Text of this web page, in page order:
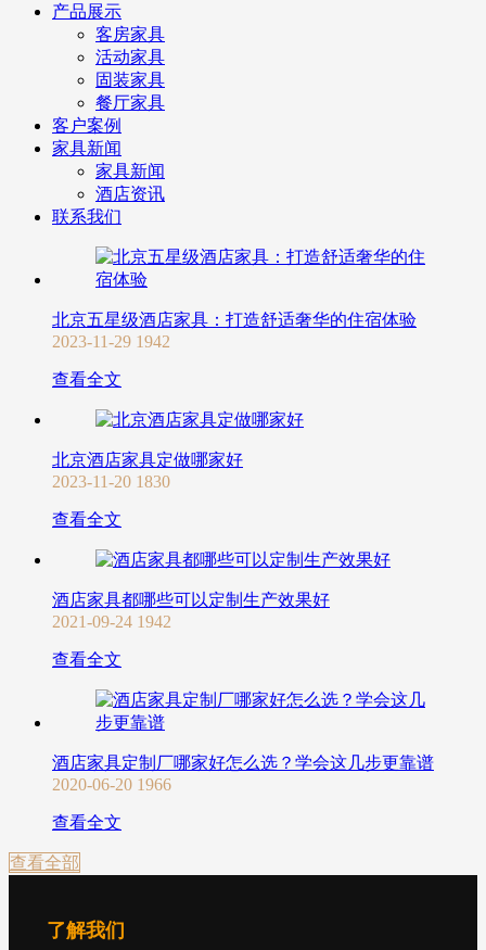
产品展示
客房家具
活动家具
固装家具
餐厅家具
客户案例
家具新闻
家具新闻
酒店资讯
联系我们
北京五星级酒店家具：打造舒适奢华的住宿体验
2023-11-29 1942
查看全文
北京酒店家具定做哪家好
2023-11-20 1830
查看全文
酒店家具都哪些可以定制生产效果好
2021-09-24 1942
查看全文
酒店家具定制厂哪家好怎么选？学会这几步更靠谱
2020-06-20 1966
查看全文
查看全部
了解我们